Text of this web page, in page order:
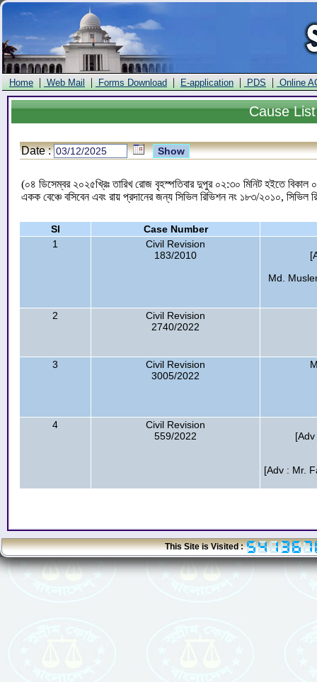
Home | Web Mail | Forms Download | E-application | PDS | Online
CauseList
Date :
(০৪ ডিসেম্বর ২০২৫খ্রিঃ তারিখ রোজ বৃহস্পতিবার দুপুর ০২:৩০ মিনিট হইতে বিকাল
একক বেঞ্চে বসিবেন এবং রায় প্রদানের জন্য সিভিল রিভিশন নং ১৮৩/২০১০,
Sl
Case Number
1
Civil Revision
183/2010
Md.
2
Civil Revision
2740/2022
3
Civil Revision
3005/2022
4
Civil Revision
559/2022
[Adv : Mr.
This Site is Visited :